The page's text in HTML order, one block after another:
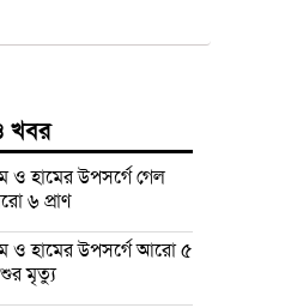
খবর
ও হামের উপসর্গে গেল
৬ প্রাণ
ও হামের উপসর্গে আরো ৫
মৃত্যু